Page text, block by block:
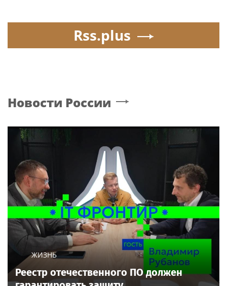
Rss.plus
Новости России
ЖИЗНЬ
Реестр отечественного ПО должен